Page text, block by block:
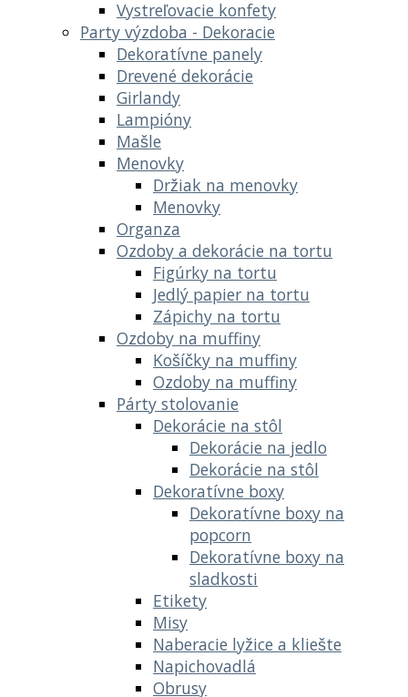
Vystreľovacie konfety
Party výzdoba - Dekoracie
Dekoratívne panely
Drevené dekorácie
Girlandy
Lampióny
Mašle
Menovky
Držiak na menovky
Menovky
Organza
Ozdoby a dekorácie na tortu
Figúrky na tortu
Jedlý papier na tortu
Zápichy na tortu
Ozdoby na muffiny
Košíčky na muffiny
Ozdoby na muffiny
Párty stolovanie
Dekorácie na stôl
Dekorácie na jedlo
Dekorácie na stôl
Dekoratívne boxy
Dekoratívne boxy na
popcorn
Dekoratívne boxy na
sladkosti
Etikety
Misy
Naberacie lyžice a kliešte
Napichovadlá
Obrusy